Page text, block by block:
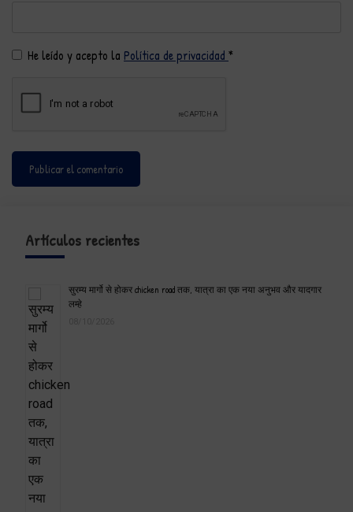
He leído y acepto la Política de privacidad *
Artículos recientes
सुरम्य मार्गो से होकर chicken road तक, यात्रा का एक नया अनुभव और यादगार
लम्हे